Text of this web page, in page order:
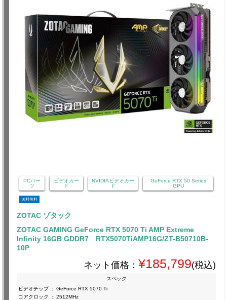
PCパー
ツ
ビデオカー
ド
NVIDIAビデオカー
ド
GeForce RTX 50 Series
GPU
送料無料
ZOTAC ゾタック
ZOTAC GAMING GeForce RTX 5070 Ti AMP Extreme
Infinity 16GB GDDR7 RTX5070TiAMP16G/ZT-B50710B-
10P
ネット価格： ¥185,799(税込)
スペック
ビデオチップ :
GeForce RTX 5070 Ti
コアクロック
:
2512MHz